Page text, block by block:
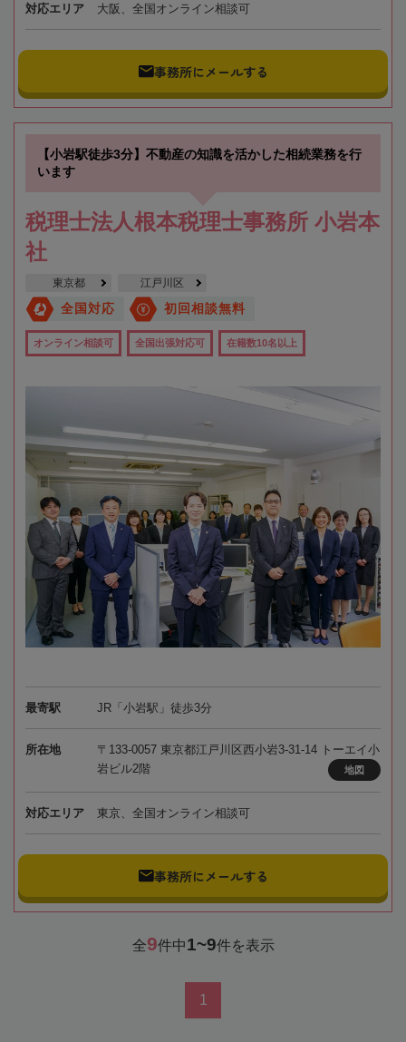
対応エリア 大阪、全国オンライン相談可
事務所にメールする
【小岩駅徒歩3分】不動産の知識を活かした相続業務を行
います
税理士法人根本税理士事務所 小岩本
社
東京都 江戸川区
全国対応 初回相談無料
オンライン相談可 全国出張対応可 在籍数10名以上
最寄駅 JR「小岩駅」徒歩3分
所在地
〒133-0057 東京都江戸川区西小岩3-31-14 トーエイ小
岩ビル2階
地図
対応エリア 東京、全国オンライン相談可
事務所にメールする
全9件中1~9件を表示
1